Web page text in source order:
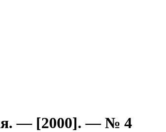
— [2000]. — № 4